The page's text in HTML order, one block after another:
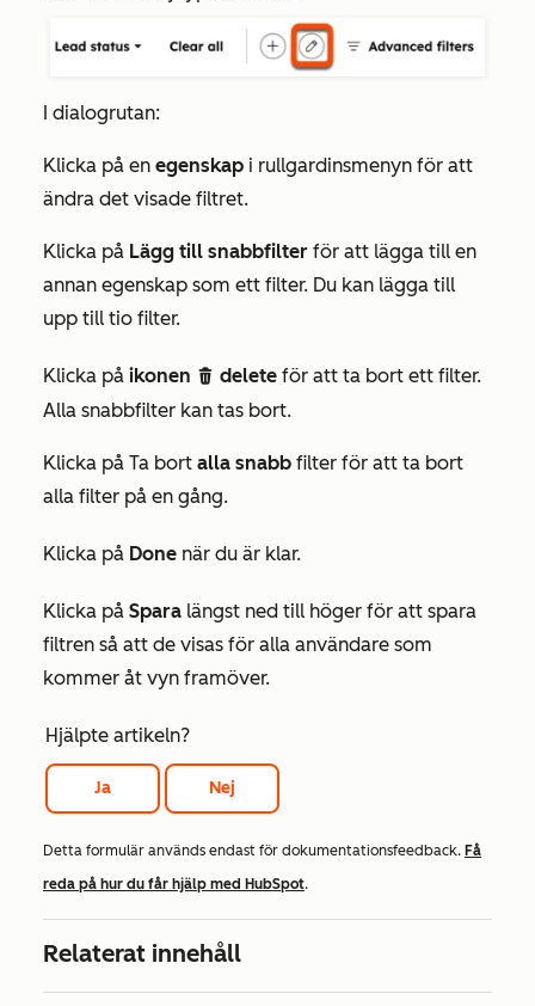
I dialogrutan:
Klicka på en egenskap i rullgardinsmenyn för att
ändra det visade filtret.
Klicka på Lägg till snabbfilter för att lägga till en
annan egenskap som ett filter. Du kan lägga till
upp till tio filter.
Klicka på ikonen delete delete för att ta bort ett filter.
Alla snabbfilter kan tas bort.
Klicka på Ta bort alla snabb filter för att ta bort
alla filter på en gång.
Klicka på Done när du är klar.
Klicka på Spara längst ned till höger för att spara
filtren så att de visas för alla användare som
kommer åt vyn framöver.
Hjälpte artikeln?
Ja Nej
Detta formulär används endast för dokumentationsfeedback. Få
reda på hur du får hjälp med HubSpot.
Relaterat innehåll